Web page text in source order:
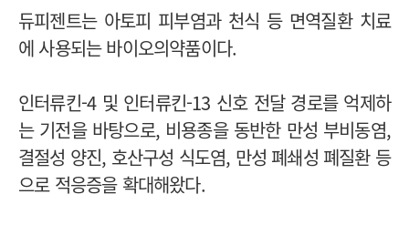
듀피젠트는 아토피 피부염과 천식 등 면역질환 치료
에 사용되는 바이오의약품이다.
인터류킨-4 및 인터류킨-13 신호 전달 경로를 억제하
는 기전을 바탕으로, 비용종을 동반한 만성 부비동염,
결절성 양진, 호산구성 식도염, 만성 폐쇄성 폐질환 등
으로 적응증을 확대해왔다.